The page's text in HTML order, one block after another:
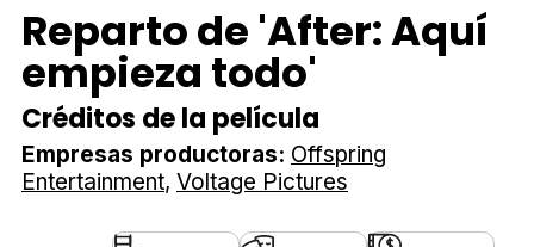
Reparto de 'After: Aquí
empieza todo'
Créditos de la película
Empresas productoras: Offspring
Entertainment Voltage Pictures